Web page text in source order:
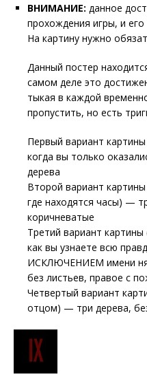
ВНИМАНИЕ: данное
прохождения игры, и
На картину нужно
Данный постер
самом деле это
тыкая в каждой
пропустить, но есть
Первый вариант
когда вы только
дерева
Второй вариант
где находятся часы) —
коричневатые
Третий вариант
как вы узнаете всю
ИСКЛЮЧЕНИЕМ имени
без листьев, правое с
Четвертый вариант
отцом) — три дерева,